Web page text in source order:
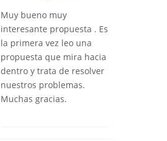
Muy bueno muy
interesante propuesta . Es
la primera vez leo una
propuesta que mira hacia
dentro y trata de resolver
nuestros problemas.
Muchas gracias.